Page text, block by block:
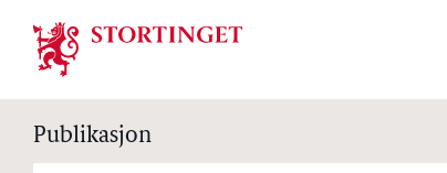
Stortinget.no
Publikasjon